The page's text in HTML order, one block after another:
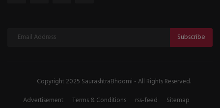
Subscribe
Copyright 2025 SaurashtraBhoomi - All Rights Reserved.
Advertisement
Terms & Conditions rss-feed Sitemap